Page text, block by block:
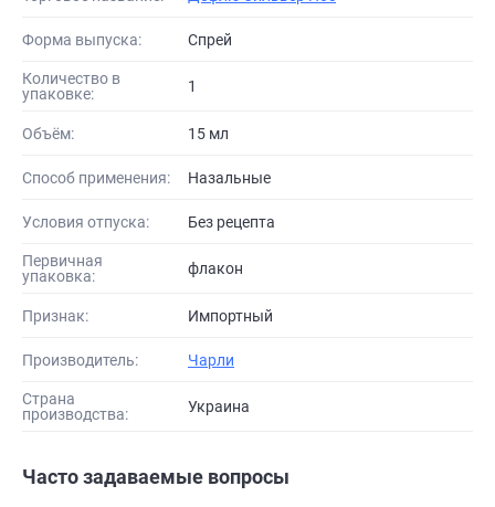
Форма выпуска: Спрей
Количество в
упаковке:
1
Объём: 15 мл
Способ применения: Назальные
Условия отпуска: Без рецепта
Первичная
упаковка:
флакон
Признак: Импортный
Производитель: Чарли
Страна
производства:
Украина
Часто задаваемые вопросы